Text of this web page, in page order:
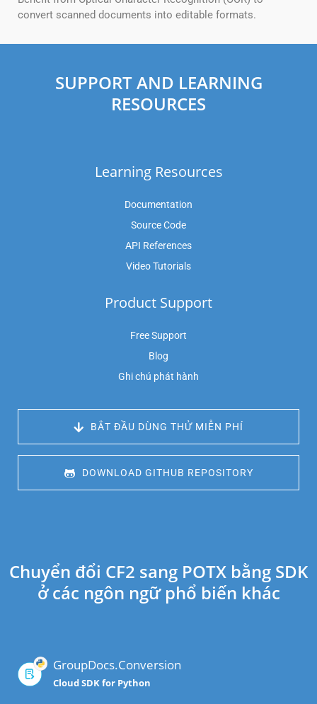
convert scanned documents into editable formats.
SUPPORT AND LEARNING
RESOURCES
Learning Resources
Documentation
Source Code
API References
Video Tutorials
Product Support
Free Support
Blog
Ghi chú phát hành
BẮT ĐẦU DÙNG THỬ MIỄN PHÍ
DOWNLOAD GITHUB REPOSITORY
Chuyển đổi CF2 sang POTX bằng SDK
ở các ngôn ngữ phổ biến khác
GroupDocs.Conversion
Cloud SDK for Python